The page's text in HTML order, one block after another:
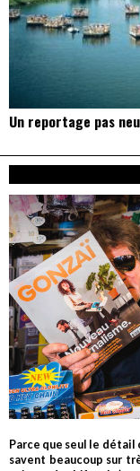
Un reportage pas
Parce que seul le détail
savent beaucoup sur